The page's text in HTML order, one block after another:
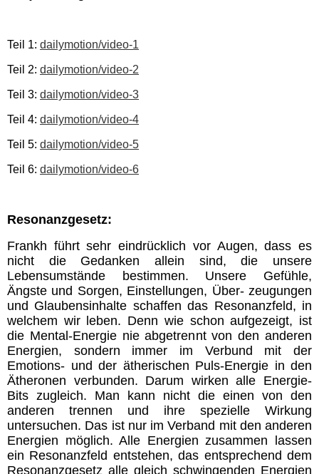
Teil 1: dailymotion/video-1
Teil 2: dailymotion/video-2
Teil 3: dailymotion/video-3
Teil 4: dailymotion/video-4
Teil 5: dailymotion/video-5
Teil 6: dailymotion/video-6
Resonanzgesetz:
Frankh führt sehr eindrücklich vor Augen, dass es
nicht die Gedanken allein sind, die unsere
Lebensumstände bestimmen. Unsere Gefühle,
Ängste und Sorgen, Einstellungen, Über- zeugungen
und Glaubensinhalte schaffen das Resonanzfeld, in
welchem wir leben. Denn wie schon aufgezeigt, ist
die Mental-Energie nie abgetrennt von den anderen
Energien, sondern immer im Verbund mit der
Emotions- und der ätherischen Puls-Energie in den
Ätheronen verbunden. Darum wirken alle Energie-
Bits zugleich. Man kann nicht die einen von den
anderen trennen und ihre spezielle Wirkung
untersuchen. Das ist nur im Verband mit den anderen
Energien möglich. Alle Energien zusammen lassen
ein Resonanzfeld entstehen, das entsprechend dem
Resonanzgesetz alle gleich schwingenden Energien